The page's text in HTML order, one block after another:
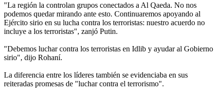
"La región la controlan grupos conectados a Al Qaeda. No nos
podemos quedar mirando ante esto. Continuaremos apoyando al
Ejército sirio en su lucha contra los terroristas: nuestro acuerdo no
incluye a los terroristas", zanjó Putin.
"Debemos luchar contra los terroristas en Idlib y ayudar al Gobierno
sirio", dijo Rohaní.
La diferencia entre los líderes también se evidenciaba en sus
reiteradas promesas de "luchar contra el terrorismo".